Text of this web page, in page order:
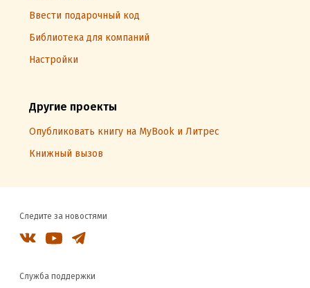
Ввести подарочный код
Библиотека для компаний
Настройки
Другие проекты
Опубликовать книгу на MyBook и Литрес
Книжный вызов
Следите за новостями
Служба поддержки